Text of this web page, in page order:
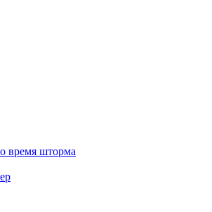
время шторма